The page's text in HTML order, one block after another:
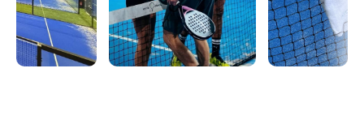
• 40 minutes de Pilates
• 1h de padel (location de raquette incluse)
→ Initiation pour les débutants